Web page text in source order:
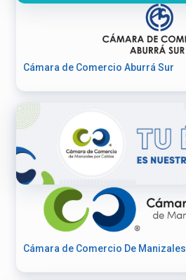
Cámara de Comercio Aburrá Sur
Cámara de Comercio De Manizales